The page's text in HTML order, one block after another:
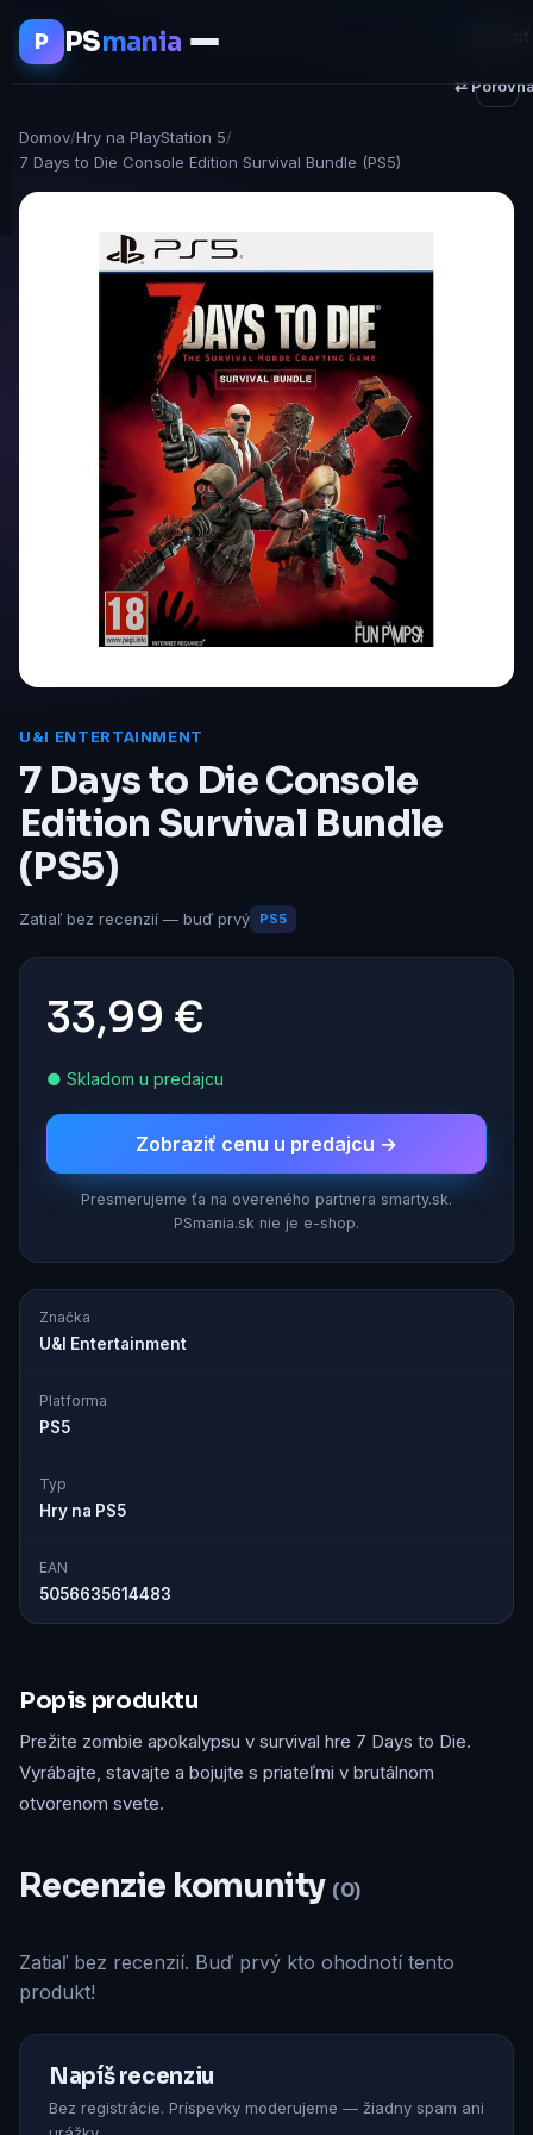
P PSmania
Domov/Hry na PlayStation 5/
7 Days to Die Console Edition Survival Bundle (PS5)
U&I ENTERTAINMENT
7 Days to Die Console
Edition Survival Bundle
(PS5)
Zatiaľ bez recenzií — buď prvý PS5
33,99 €
● Skladom u predajcu
Zobraziť cenu u predajcu →
Presmerujeme ťa na overeného partnera smarty.sk.
PSmania.sk nie je e-shop.
Značka
U&I Entertainment
Platforma
PS5
Typ
Hry na PS5
EAN
5056635614483
⇄
Popis produktu
Prežite zombie apokalypsu v survival hre 7 Days to Die.
Vyrábajte, stavajte a bojujte s priateľmi v brutálnom
otvorenom svete.
Recenzie komunity (0)
Zatiaľ bez recenzií. Buď prvý kto ohodnotí tento
produkt!
Napíš recenziu
Bez registrácie. Príspevky moderujeme — žiadny spam ani